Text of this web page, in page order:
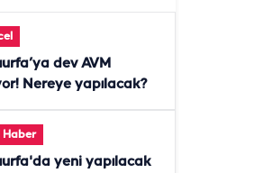
dev AVM
Nereye yapılacak?
Haber
yeni yapılacak